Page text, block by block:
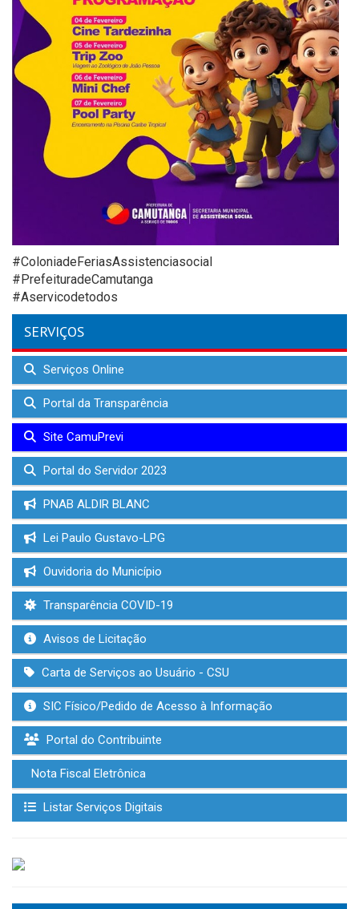
#ColoniadeFeriasAssistenciasocial
#PrefeituradeCamutanga
#Aservicodetodos
SERVIÇOS
Serviços Online
Portal da Transparência
Site CamuPrevi
Portal do Servidor 2023
PNAB ALDIR BLANC
Lei Paulo Gustavo-LPG
Ouvidoria do Município
Transparência COVID-19
Avisos de Licitação
Carta de Serviços ao Usuário - CSU
SIC Físico/Pedido de Acesso à Informação
Portal do Contribuinte
Nota Fiscal Eletrônica
Listar Serviços Digitais